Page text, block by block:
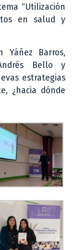
“Utilización
en salud y
Yáñez Barros,
Bello y
estrategias
¿hacia dónde